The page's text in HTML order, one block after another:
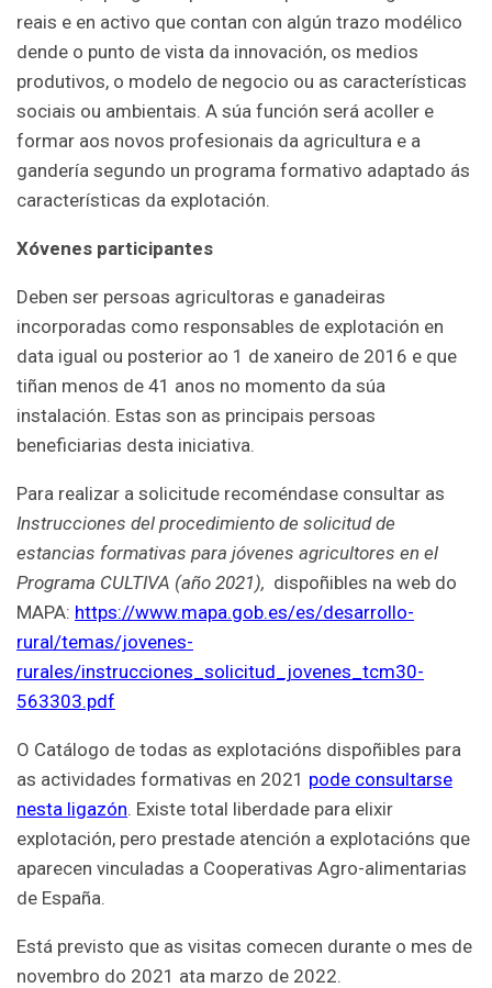
reais e en activo que contan con algún trazo modélico
dende o punto de vista da innovación, os medios
produtivos, o modelo de negocio ou as características
sociais ou ambientais. A súa función será acoller e
formar aos novos profesionais da agricultura e a
gandería segundo un programa formativo adaptado ás
características da explotación.
Xóvenes participantes
Deben ser persoas agricultoras e ganadeiras
incorporadas como responsables de explotación en
data igual ou posterior ao 1 de xaneiro de 2016 e que
tiñan menos de 41 anos no momento da súa
instalación. Estas son as principais persoas
beneficiarias desta iniciativa.
Para realizar a solicitude recoméndase consultar as
Instrucciones del procedimiento de solicitud de
estancias formativas para jóvenes agricultores en el
Programa CULTIVA (año 2021), dispoñibles na web do
MAPA: https://www.mapa.gob.es/es/desarrollo-
rural/temas/jovenes-
rurales/instrucciones_solicitud_jovenes_tcm30-
563303.pdf
O Catálogo de todas as explotacións dispoñibles para
as actividades formativas en 2021 pode consultarse
nesta ligazón. Existe total liberdade para elixir
explotación, pero prestade atención a explotacións que
aparecen vinculadas a Cooperativas Agro-alimentarias
de España.
Está previsto que as visitas comecen durante o mes de
novembro do 2021 ata marzo de 2022.